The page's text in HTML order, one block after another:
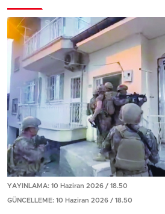
YAYINLAMA: 10 Haziran 2026 / 18.50
GÜNCELLEME: 10 Haziran 2026 / 18.50